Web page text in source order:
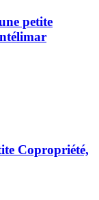
petite
Copropriété,